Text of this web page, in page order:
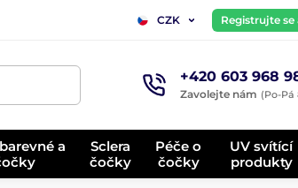
CZK Registrujte se
+420 603 968
Zavolejte nám (Po-Pá
a
Sclera
čočky
Péče o
čočky
UV svítící
produkty